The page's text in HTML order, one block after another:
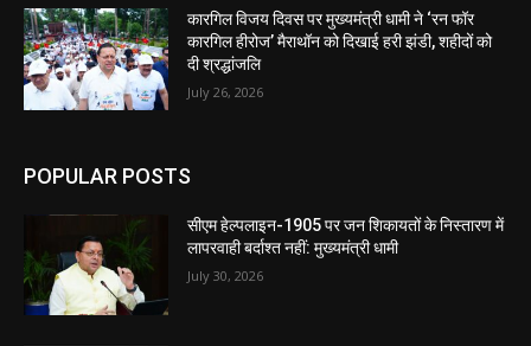
कारगिल विजय दिवस पर मुख्यमंत्री धामी ने ‘रन फॉर
कारगिल हीरोज’ मैराथॉन को दिखाई हरी झंडी, शहीदों को
दी श्रद्धांजलि
July 26, 2026
POPULAR POSTS
सीएम हेल्पलाइन-1905 पर जन शिकायतों के निस्तारण में
लापरवाही बर्दाश्त नहीं: मुख्यमंत्री धामी
July 30, 2026